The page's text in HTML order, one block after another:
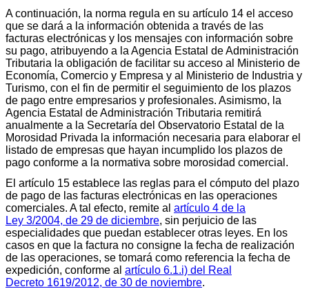
A continuación, la norma regula en su artículo 14 el acceso
que se dará a la información obtenida a través de las
facturas electrónicas y los mensajes con información sobre
su pago, atribuyendo a la Agencia Estatal de Administración
Tributaria la obligación de facilitar su acceso al Ministerio de
Economía, Comercio y Empresa y al Ministerio de Industria y
Turismo, con el fin de permitir el seguimiento de los plazos
de pago entre empresarios y profesionales. Asimismo, la
Agencia Estatal de Administración Tributaria remitirá
anualmente a la Secretaría del Observatorio Estatal de la
Morosidad Privada la información necesaria para elaborar el
listado de empresas que hayan incumplido los plazos de
pago conforme a la normativa sobre morosidad comercial.
El artículo 15 establece las reglas para el cómputo del plazo
de pago de las facturas electrónicas en las operaciones
comerciales. A tal efecto, remite al artículo 4 de la
Ley 3/2004, de 29 de diciembre, sin perjuicio de las
especialidades que puedan establecer otras leyes. En los
casos en que la factura no consigne la fecha de realización
de las operaciones, se tomará como referencia la fecha de
expedición, conforme al artículo 6.1.i) del Real
Decreto 1619/2012, de 30 de noviembre.